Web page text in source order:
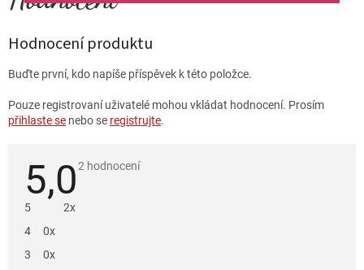
Hodnocení produktu
Buďte první, kdo napíše příspěvek k této položce.
Pouze registrovaní uživatelé mohou vkládat hodnocení. Prosím
přihlaste se nebo se registrujte.
5,0Průměrné
2 hodnocení
5
2x
4
0x
3
0x